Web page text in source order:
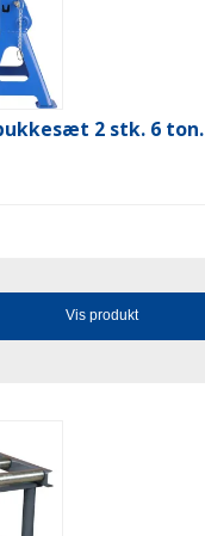
2 stk. 6 ton.
Vis produkt